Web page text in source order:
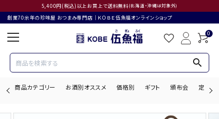
5,400円(税込)以上お買上で送料無料(北海道・沖縄は対象外)
創業70余年の珍味屋 おつまみ専門店│ＫＯＢＥ伍魚福オンラインショップ
0
search
商品カテゴリー お酒別オススメ 価格別 ギフト 頒布会 定期購